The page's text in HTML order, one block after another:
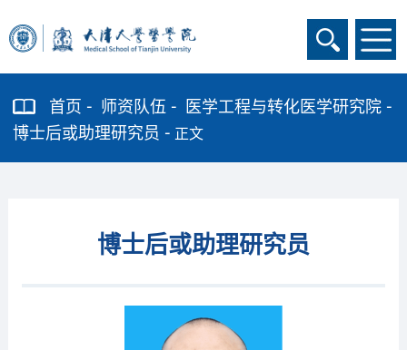
首页 师资队伍
医学工程与转化医学研究院
博士后或助理研究员
正文
博士后或助理研究员